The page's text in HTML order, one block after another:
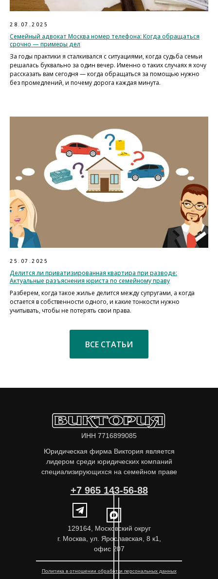
28.07.2025
Семейный адвокат Москва номер телефона: Когда обращаться
срочно — примеры дел
За годы практики я сталкивался с ситуациями, когда судьба семьи
решалась буквально за один вечер. Именно о таких случаях я хочу
рассказать вам сегодня — когда обращаться за помощью нужно
без промедлений, и почему дорога каждая минута.
25.07.2025
Делится ли приватизированная квартира при разводе:
Актуальные разъяснения юриста по семейному праву
Разберем, когда такое жилье делится между супругами, а когда
остается в собственности одного, и какие тонкости нужно
учитывать, чтобы не потерять свои права.
ВСЕ СТАТЬИ
Политика в отношении обработки персональных данных
Юридическая фирма Виктория является
лидером среди юридических компаний
специализирующихся на семейном праве
+7 965 143-56-88
129164, Московский округ
г. Москва, ул. Ярославская, 8 к1,
офис 207
ИНН 7716899085